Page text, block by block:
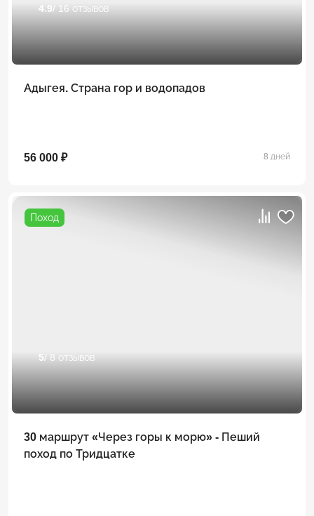
4.9 / 16 отзывов
Адыгея. Страна гор и водопадов
56 000 ₽ 8 дней
Поход
5/ 8 отзывов
30 маршрут «Через горы к морю» - Пеший
поход по Тридцатке